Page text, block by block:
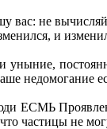
вас: не
и
уныние,
недомогание
ЕСМЬ
частицы не